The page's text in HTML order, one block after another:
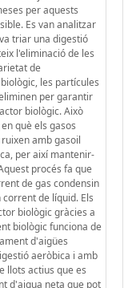
per aquests
Es van analitzar
triar una digestió
l'eliminació de les
de
les partícules
per garantir
biològic. Això
què els gasos
amb gasoil
per així mantenir-
procés fa que
de gas condensin
de líquid. Els
biològic gràcies a
biològic funciona de
d'aigües
aeròbica i amb
llots actius que es
d'aigua neta que pot